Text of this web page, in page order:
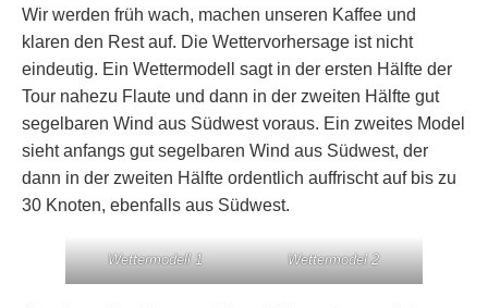
Wir werden früh wach, machen unseren Kaffee und
klaren den Rest auf. Die Wettervorhersage ist nicht
eindeutig. Ein Wettermodell sagt in der ersten Hälfte der
Tour nahezu Flaute und dann in der zweiten Hälfte gut
segelbaren Wind aus Südwest voraus. Ein zweites Model
sieht anfangs gut segelbaren Wind aus Südwest, der
dann in der zweiten Hälfte ordentlich auffrischt auf bis zu
30 Knoten, ebenfalls aus Südwest.
Wettermodell 1 Wettermodel 2